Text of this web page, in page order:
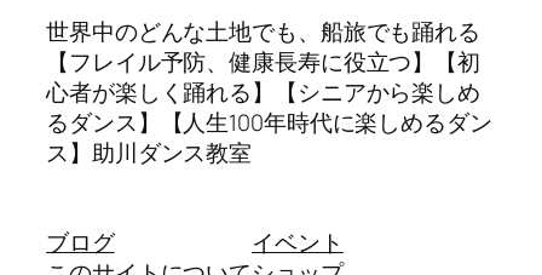
世界中のどんな土地でも、船旅でも踊れる
【フレイル予防、健康長寿に役立つ】【初
心者が楽しく踊れる】【シニアから楽しめ
るダンス】【人生100年時代に楽しめるダン
ス】助川ダンス教室
ブログ
イベント